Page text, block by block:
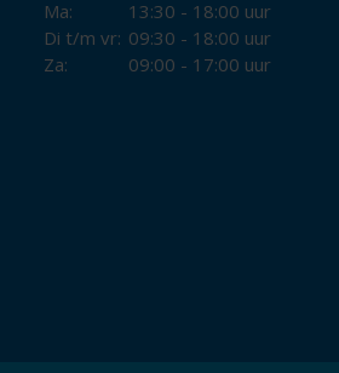
Ma:
13:30 - 18:00 uur
Di t/m vr: 09:30 - 18:00 uur
Za:
09:00 - 17:00 uur